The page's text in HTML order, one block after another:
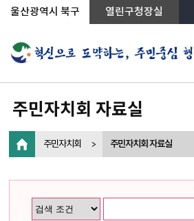
상단메뉴로 바로가기
전체메뉴로 바로가기
왼쪽메뉴로 바로가기
본문으로 바로가기
울산광역시 북구 열린구청장실
주민자치회 자료실
주민자치회 주민자치회 자료실